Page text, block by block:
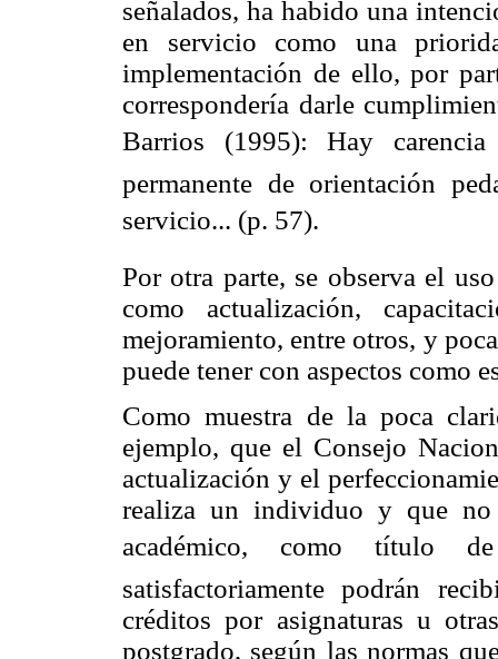
señalados, ha habido una
en servicio como una
implementación de ello, por
correspondería darle
Barrios (1995): Hay
permanente de orientación
servicio... (p. 57).
Por otra parte, se observa el
como actualización,
mejoramiento, entre otros, y
puede tener con aspectos como
Como muestra de la poca
ejemplo, que el Consejo
actualización y el
realiza un individuo y que
académico, como título
satisfactoriamente podrán
créditos por asignaturas u
postgrado, según las normas